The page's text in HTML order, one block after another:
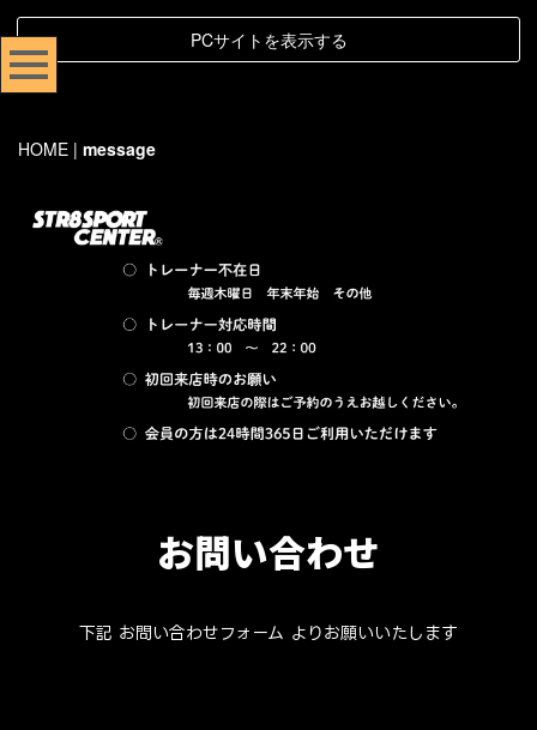
PCサイトを表示する
HOME | message
お問い合わせ
下記 お問い合わせフォーム よりお願いいたします